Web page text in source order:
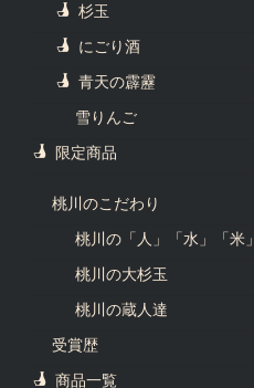
杉玉
にごり酒
青天の霹靂
雪りんご
限定商品
桃川のこだわり
桃川の「人」「水」「米」
桃川の大杉玉
桃川の蔵人達
受賞歴
商品一覧